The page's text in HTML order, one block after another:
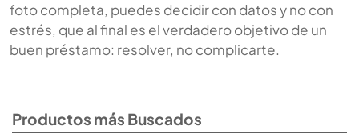
foto completa, puedes decidir con datos y no con
estrés, que al final es el verdadero objetivo de un
buen préstamo: resolver, no complicarte.
Productos más Buscados